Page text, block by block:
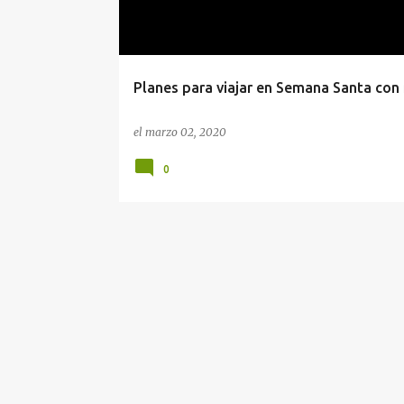
Planes para viajar en Semana Santa con
el marzo 02, 2020
0